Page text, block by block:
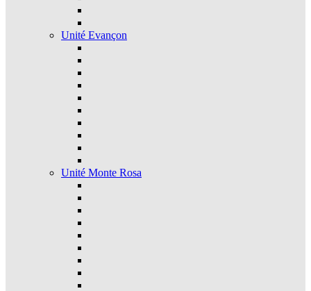
Unité Evançon
Unité Monte Rosa